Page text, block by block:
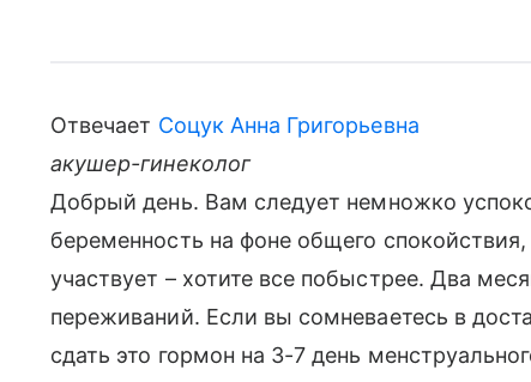
Отвечает Соцук Анна Григорьевна
акушер-гинеколог
Добрый день. Вам следует немножко
беременность на фоне общего
участвует – хотите все побыстрее. Два
переживаний. Если вы сомневаетесь в
сдать это гормон на 3-7 день